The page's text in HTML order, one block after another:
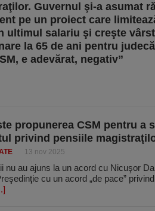
Guvernul şi-a asumat
pe un proiect care
ultimul salariu şi creşte
la 65 de ani pentru
e adevărat, negativ”
propunerea CSM pentru a
privind pensiile
13 nov 2025
nu au ajuns la un acord cu Nicuşor
cu un acord „de pace”